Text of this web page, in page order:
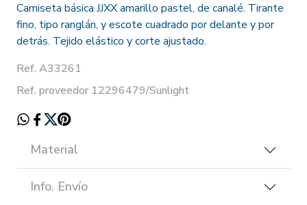
Camiseta básica JJXX amarillo pastel, de canalé. Tirante
fino, tipo ranglán, y escote cuadrado por delante y por
detrás. Tejido elástico y corte ajustado.
Ref. A33261
Ref. proveedor 12296479/Sunlight
Material
Info. Envío